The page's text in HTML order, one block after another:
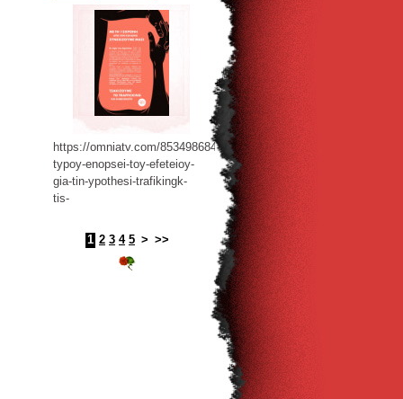
https://omniatv.com/853498684/synenteyxi-
typoy-enopsei-toy-efeteioy-
gia-tin-ypothesi-trafikingk-
tis-
1 2 3 4 5 > >>